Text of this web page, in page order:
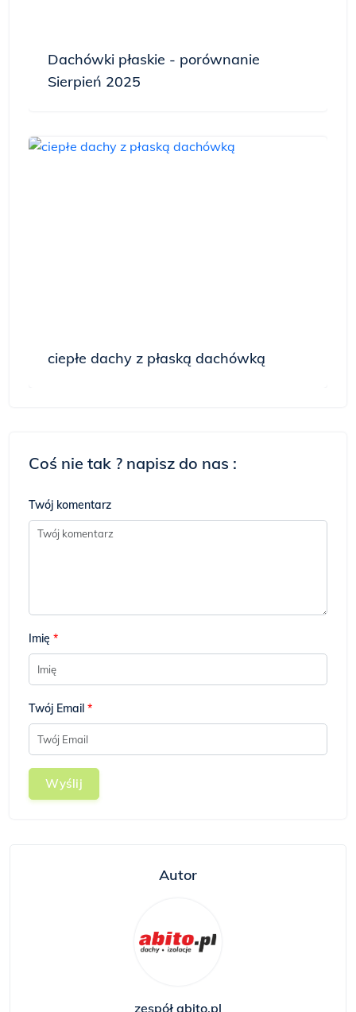
Dachówki płaskie - porównanie
Sierpień 2025
ciepłe dachy z płaską dachówką
Coś nie tak ? napisz do nas :
Twój komentarz
Imię *
Twój Email *
Wyślij
Autor
zespół abito.pl